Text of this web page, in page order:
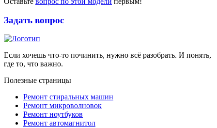
Задать вопрос
Если хочешь что-то починить, нужно всё разобрать. И понять,
где то, что важно.
Полезные страницы
Ремонт стиральных машин
Ремонт микроволновок
Ремонт ноутбуков
Ремонт автомагнитол